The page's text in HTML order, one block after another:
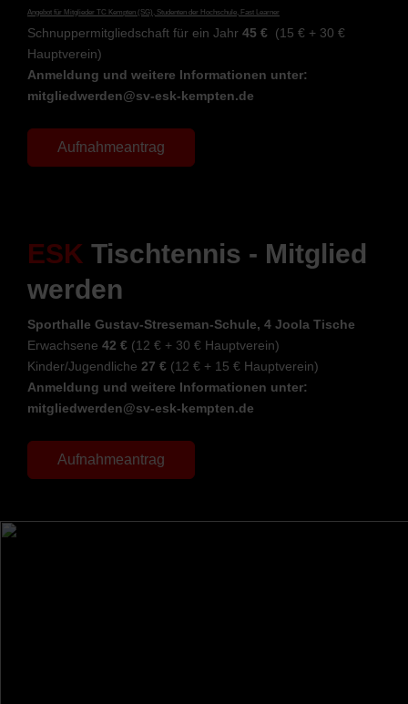
Angebot für Mitglieder TC Kempten (SG), Studenten der Hochschule, Fast Learner
Schnuppermitgliedschaft für ein Jahr 45 € (15 € + 30 €
Hauptverein)
Anmeldung und weitere Informationen unter:
mitgliedwerden@sv-esk-kempten.de
Aufnahmeantrag
ESK Tischtennis - Mitglied
werden
Sporthalle Gustav-Streseman-Schule, 4 Joola Tische
Erwachsene 42 € (12 € + 30 € Hauptverein)
Kinder/Jugendliche 27 € (12 € + 15 € Hauptverein)
Anmeldung und weitere Informationen unter:
mitgliedwerden@sv-esk-kempten.de
Aufnahmeantrag